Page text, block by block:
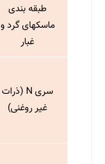
طبقه بندی
ماسکهای گرد و
غبار
سری N (ذرات
غیر روغنی)